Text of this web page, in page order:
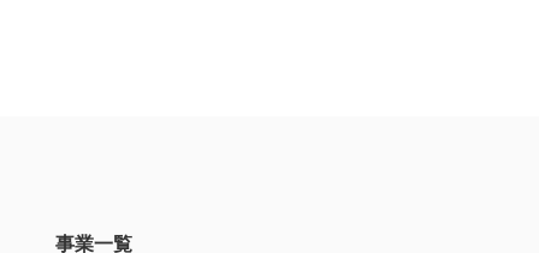
事業一覧